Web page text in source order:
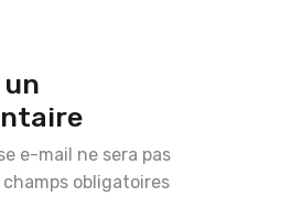
un
e-mail ne sera pas
champs obligatoires